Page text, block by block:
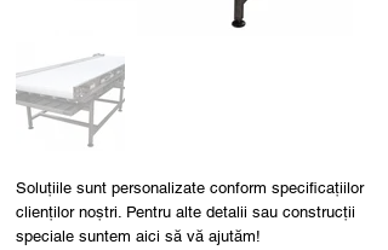
Soluțiile sunt personalizate conform specificațiilor
clienților noștri. Pentru alte detalii sau construcții
speciale suntem aici să vă ajutăm!